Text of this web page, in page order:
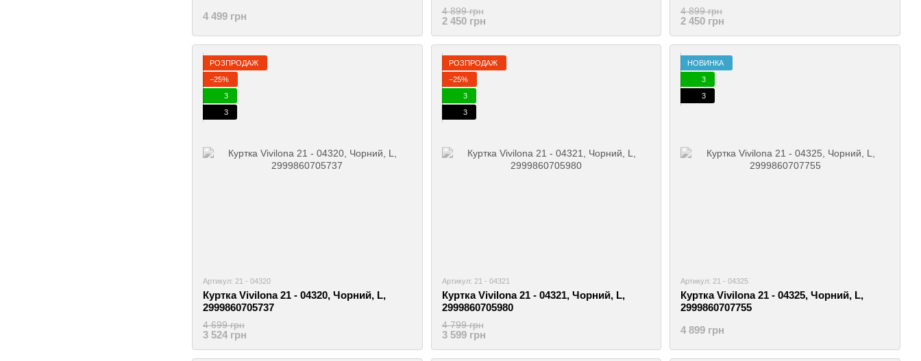
4 499 грн
4 899 грн
2 450 грн
4 899 грн
2 450 грн
РОЗПРОДАЖ
−25%
3
3
Артикул: 21 - 04320
Куртка Vivilona 21 - 04320, Чорний, L,
2999860705737
4 699 грн
3 524 грн
РОЗПРОДАЖ
−25%
3
3
Артикул: 21 - 04321
Куртка Vivilona 21 - 04321, Чорний, L,
2999860705980
4 799 грн
3 599 грн
НОВИНКА
3
3
Артикул: 21 - 04325
Куртка Vivilona 21 - 04325, Чорний, L,
2999860707755
4 899 грн